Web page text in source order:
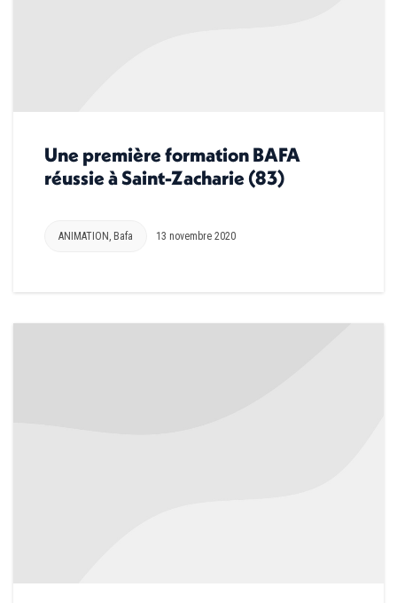
Une première formation BAFA
réussie à Saint-Zacharie (83)
ANIMATION , Bafa 13 novembre 2020